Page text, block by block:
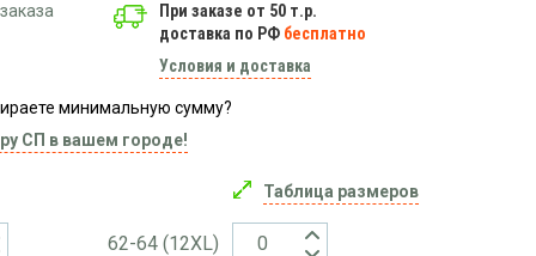
При заказе от 50 т.р.
доставка по РФ бесплатно
Условия и доставка
минимальную сумму?
СП в вашем городе!
Таблица размеров
62-64 (12ХL)